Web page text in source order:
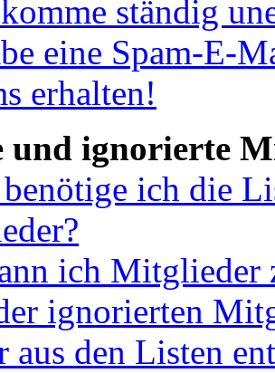
ständig
eine Spam-E-
erhalten!
und ignorierte
ich die
ich Mitglieder
ignorierten
aus den Listen